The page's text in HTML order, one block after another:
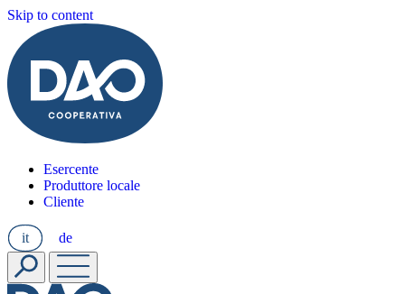
Skip to content
Esercente
Produttore locale
Cliente
it de